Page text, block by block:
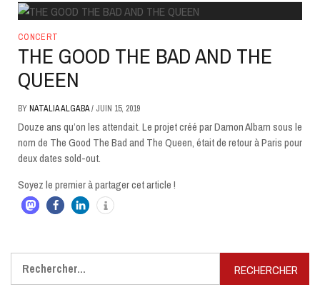
CONCERT
THE GOOD THE BAD AND THE
QUEEN
BYNATALIA ALGABA/ JUIN 15, 2019
Douze ans qu’on les attendait. Le projet créé par Damon Albarn sous le
nom de The Good The Bad and The Queen, était de retour à Paris pour
deux dates sold-out.
Soyez le premier à partager cet article !
Rechercher :